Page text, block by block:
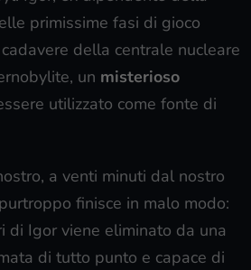
primissime fasi di gioco
della centrale nucleare
un misterioso
utilizzato come fonte di
a venti minuti dal nostro
finisce in malo modo:
di Igor viene eliminato da una
di tutto punto e capace di